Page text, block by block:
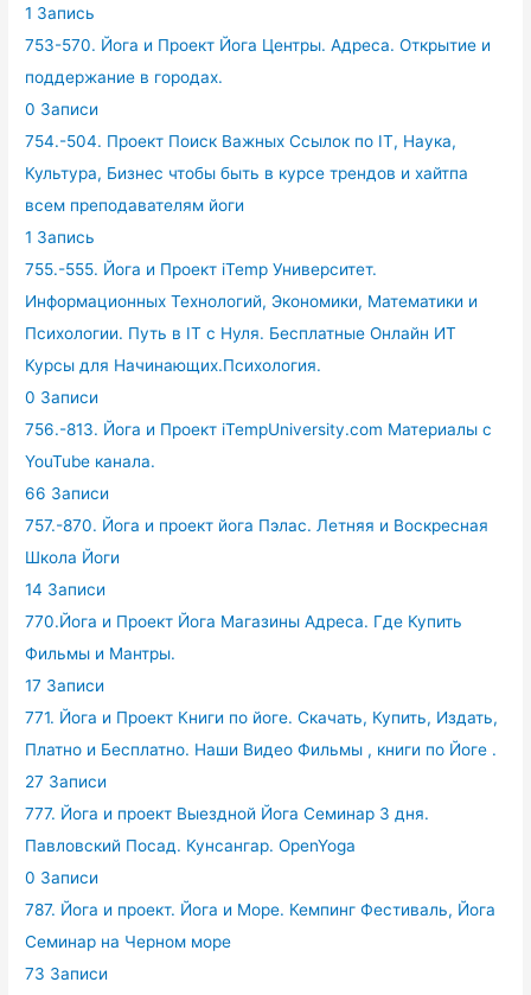
1 Запись
753-570. Йога и Проект Йога Центры. Адреса. Открытие и
поддержание в городах.
0 Записи
754.-504. Проект Поиск Важных Ссылок по IT, Наука,
Культура, Бизнес чтобы быть в курсе трендов и хайтпа
всем преподавателям йоги
1 Запись
755.-555. Йога и Проект iTemp Университет.
Информационных Технологий, Экономики, Математики и
Психологии. Путь в IT с Нуля. Бесплатные Онлайн ИТ
Курсы для Начинающих.Психология.
0 Записи
756.-813. Йога и Проект iTempUniversity.com Материалы с
YouTube канала.
66 Записи
757.-870. Йога и проект йога Пэлас. Летняя и Воскресная
Школа Йоги
14 Записи
770.Йога и Проект Йога Магазины Адреса. Где Купить
Фильмы и Мантры.
17 Записи
771. Йога и Проект Книги по йоге. Скачать, Купить, Издать,
Платно и Бесплатно. Наши Видео Фильмы , книги по Йоге .
27 Записи
777. Йога и проект Выездной Йога Семинар 3 дня.
Павловский Посад. Кунсангар. OpenYoga
0 Записи
787. Йога и проект. Йога и Море. Кемпинг Фестиваль, Йога
Семинар на Черном море
73 Записи